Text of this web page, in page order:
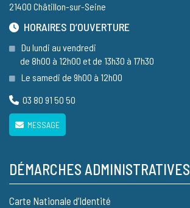
21400 Châtillon-sur-Seine
HORAIRES D’OUVERTURE
Du lundi au vendredi
de 8h00 à 12h00 et de 13h30 à 17h30
Le samedi de 9h00 à 12h00
03 80 91 50 50
MESSAGE
DÉMARCHES ADMINISTRATIVES
Carte Nationale d’Identité